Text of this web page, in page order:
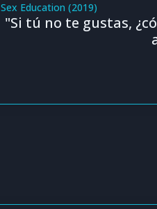
Sex Education (2019)
"Si tú no te gustas,